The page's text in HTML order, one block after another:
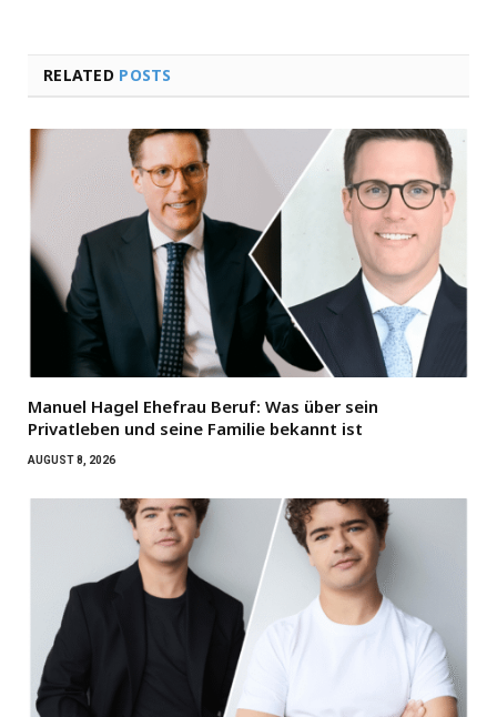
RELATED POSTS
Manuel Hagel Ehefrau Beruf: Was über sein
Privatleben und seine Familie bekannt ist
AUGUST 8, 2026